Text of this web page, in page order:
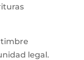
timbre
legal.